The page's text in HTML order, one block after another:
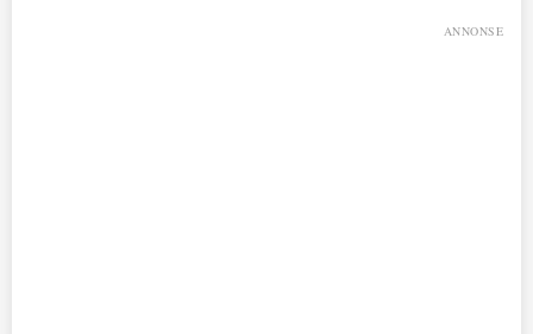
ANNONSE